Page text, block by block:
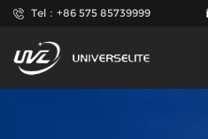
Tel：+86 575 85739999